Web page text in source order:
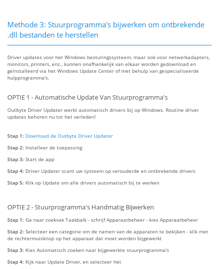
Methode 3: Stuurprogramma's bijwerken om ontbrekende
.dll bestanden te herstellen
Driver updates voor het Windows besturingssysteem, maar ook voor netwerkadapters,
monitors, printers, enz., kunnen onafhankelijk van elkaar worden gedownload en
geïnstalleerd via het Windows Update Center of met behulp van gespecialiseerde
hulpprogramma's.
OPTIE 1 - Automatische Update Van Stuurprogramma's
Outbyte Driver Updater werkt automatisch drivers bij op Windows. Routine driver
updates behoren nu tot het verleden!
Stap 1: Download de Outbyte Driver Updater
Stap 2: Installeer de toepassing
Stap 3: Start de app
Stap 4: Driver Updater scant uw systeem op verouderde en ontbrekende drivers
Stap 5: Klik op Update om alle drivers automatisch bij te werken
OPTIE 2 - Stuurprogramma's Handmatig Bijwerken
Stap 1: Ga naar zoekvak Taakbalk - schrijf Apparaatbeheer - kies Apparaatbeheer
Stap 2: Selecteer een categorie om de namen van de apparaten te bekijken - klik met
de rechtermuisknop op het apparaat dat moet worden bijgewerkt
Stap 3: Kies Automatisch zoeken naar bijgewerkte stuurprogramma's
Stap 4: Kijk naar Update Driver, en selecteer het